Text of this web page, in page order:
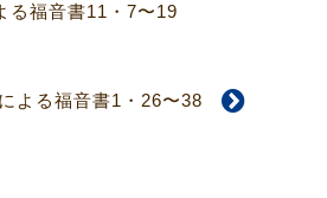
る福音書11・7〜19
よる福音書1・26〜38